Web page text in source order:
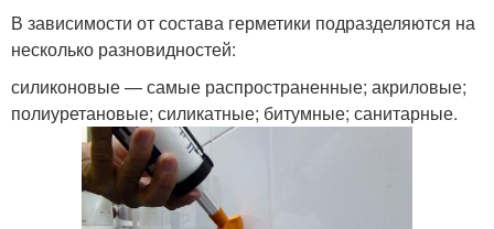
В зависимости от состава герметики подразделяются на
несколько разновидностей:
силиконовые — самые распространенные; акриловые;
полиуретановые; силикатные; битумные; санитарные.